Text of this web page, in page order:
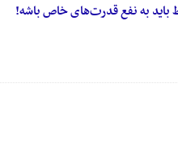
باید به نفع قدرت‌های خاص باشه!